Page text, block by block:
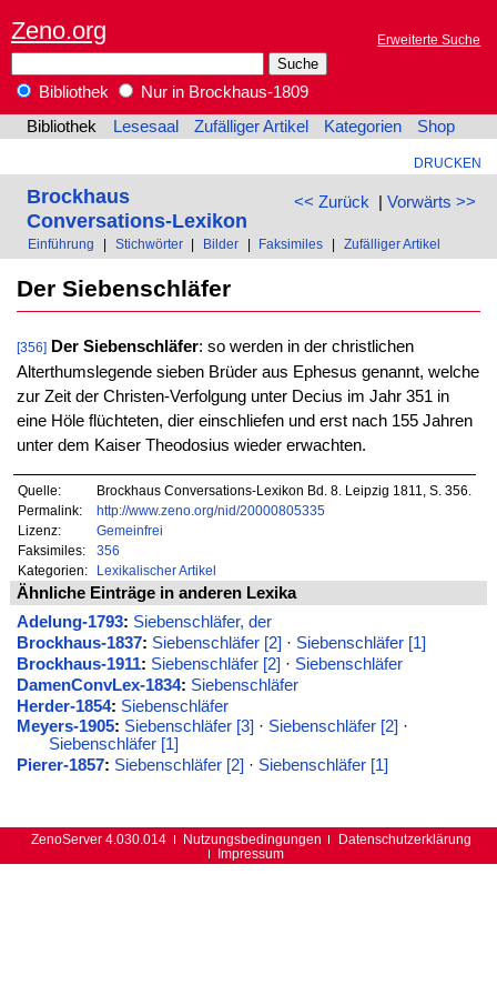
Zeno.org Erweiterte Suche
Bibliothek
Nur in Brockhaus-1809
Bibliothek
Lesesaal Zufälliger Artikel Kategorien Shop
DRUCKEN
<< Zurück | Vorwärts >>
Brockhaus
Conversations-Lexikon
Einführung Stichwörter Bilder Faksimiles Zufälliger Artikel
Der Siebenschläfer
[356] Der Siebenschläfer: so werden in der christlichen
Alterthumslegende sieben Brüder aus Ephesus genannt, welche
zur Zeit der Christen-Verfolgung unter Decius im Jahr 351 in
eine Höle flüchteten, dier einschliefen und erst nach 155 Jahren
unter dem Kaiser Theodosius wieder erwachten.
Quelle:
Brockhaus Conversations-Lexikon Bd. 8. Leipzig 1811, S. 356.
Permalink:
http://www.zeno.org/nid/20000805335
Lizenz:
Gemeinfrei
Faksimiles:
356
Kategorien:
Lexikalischer Artikel
Ähnliche Einträge in anderen Lexika
Adelung-1793: Siebenschläfer, der
Brockhaus-1837: Siebenschläfer [2] · Siebenschläfer [1]
Brockhaus-1911: Siebenschläfer [2] · Siebenschläfer
DamenConvLex-1834: Siebenschläfer
Herder-1854: Siebenschläfer
Meyers-1905: Siebenschläfer [3] · Siebenschläfer [2] ·
Siebenschläfer [1]
Pierer-1857: Siebenschläfer [2] · Siebenschläfer [1]
ZenoServer 4.030.014 Nutzungsbedingungen
Datenschutzerklärung
Impressum